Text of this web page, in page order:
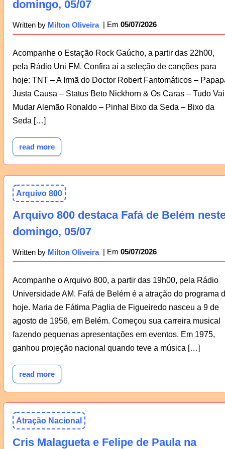
domingo, 05/07
Written by Milton Oliveira 05/07/2026
Acompanhe o Estação Rock Gaúcho, a partir das 22h00,
pela Rádio Uni FM. Confira aí a seleção de canções para
hoje: TNT – A Irmã do Doctor Robert Fantomáticos –
Justa Causa – Status Beto Nickhorn & Os Caras – Tudo Vai
Mudar Alemão Ronaldo – Pinhal Bixo da Seda – Bixo da
Seda […]
read more
Arquivo 800
Arquivo 800 destaca Fafá de Belém
domingo, 05/07
Written by Milton Oliveira 05/07/2026
Acompanhe o Arquivo 800, a partir das 19h00, pela Rádio
Universidade AM. Fafá de Belém é a atração do programa
hoje. Maria de Fátima Paglia de Figueiredo nasceu a 9 de
agosto de 1956, em Belém. Começou sua carreira musical
fazendo pequenas apresentações em eventos. Em 1975,
ganhou projeção nacional quando teve a música […]
read more
Atração Nacional
Cris Malagueta e Felipe de Paula na